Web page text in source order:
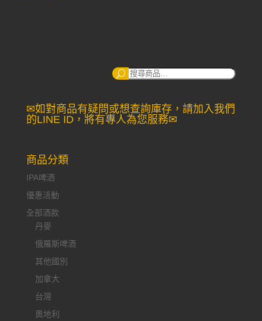
搜
✉如對商品有疑問或想查詢庫存，請加入我們
的LINE ID，將有專人為您服務✉
商品分類
IPA啤酒
優惠活動
全部酒款
丹麥
俄羅斯啤酒
其他國別
加拿大
台灣
奧地利